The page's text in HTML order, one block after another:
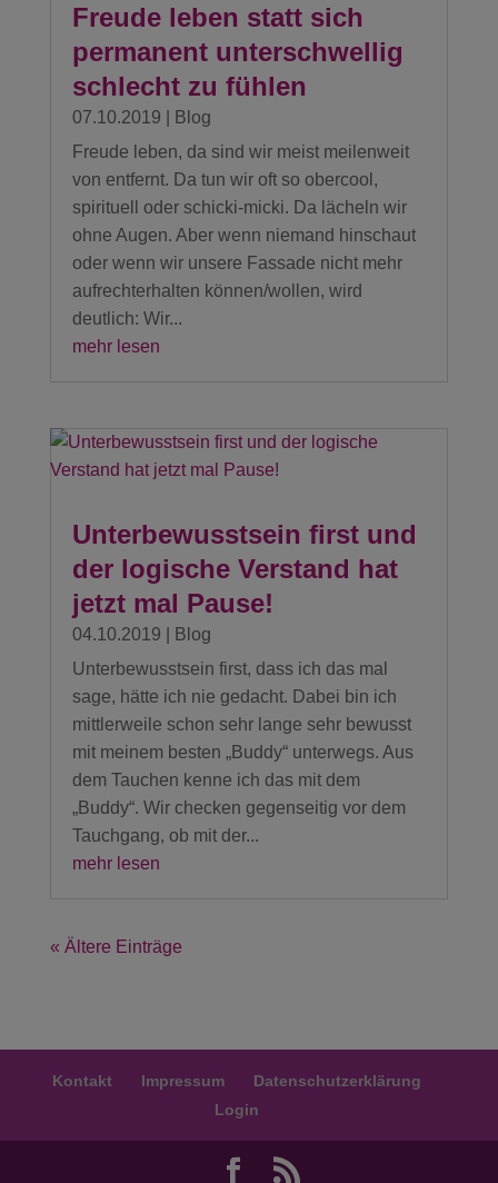
Freude leben statt sich
permanent unterschwellig
schlecht zu fühlen
07.10.2019
Blog
Freude leben, da sind wir meist meilenweit
von entfernt. Da tun wir oft so obercool,
spirituell oder schicki-micki. Da lächeln wir
ohne Augen. Aber wenn niemand hinschaut
oder wenn wir unsere Fassade nicht mehr
aufrechterhalten können/wollen, wird
deutlich: Wir...
mehr lesen
Unterbewusstsein first und
der logische Verstand hat
jetzt mal Pause!
04.10.2019
Blog
Unterbewusstsein first, dass ich das mal
sage, hätte ich nie gedacht. Dabei bin ich
mittlerweile schon sehr lange sehr bewusst
mit meinem besten „Buddy“ unterwegs. Aus
dem Tauchen kenne ich das mit dem
„Buddy“. Wir checken gegenseitig vor dem
Tauchgang, ob mit der...
mehr lesen
« Ältere Einträge
Kontakt Impressum
Datenschutzerklärung
Login